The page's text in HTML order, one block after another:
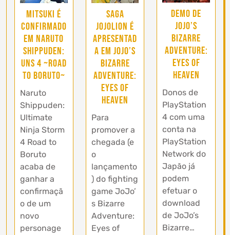
Mitsuki é
confirmado
em Naruto
Shippuden:
UNS 4 ~Road
to Boruto~
Naruto
Shippuden:
Ultimate
Ninja Storm
4 Road to
Boruto
acaba de
ganhar a
confirmaçã
o de um
novo
personage
Saga
Jojolion é
apresentad
a em JoJo’s
Bizarre
Adventure:
Eyes of
Heaven
Para
promover a
chegada (e
o
lançamento
) do fighting
game JoJo’
s Bizarre
Adventure:
Eyes of
Demo de
JoJo’s
Bizarre
Adventure:
Eyes of
Heaven
Donos de
PlayStation
4 com uma
conta na
PlayStation
Network do
Japão já
podem
efetuar o
download
de JoJo’s
Bizarre…